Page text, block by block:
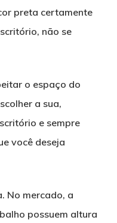
preta certamente
não se
o espaço do
a sua,
e sempre
você deseja
No mercado, a
possuem altura